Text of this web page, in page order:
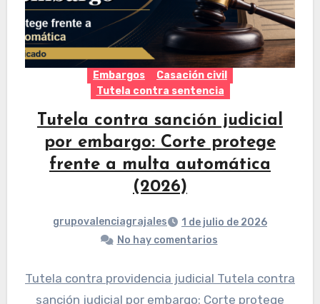
Embargos
Casación civil
Tutela contra sentencia
Tutela contra sanción judicial
por embargo: Corte protege
frente a multa automática
(2026)
grupovalenciagrajales
1 de julio de 2026
No hay comentarios
Tutela contra providencia judicial Tutela contra
sanción judicial por embargo: Corte protege